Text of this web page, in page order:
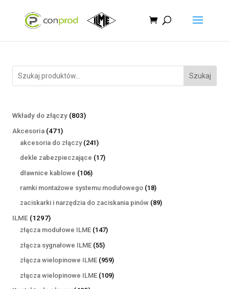
Szukaj
Wkłady do złączy 803803
Akcesoria 471471
produktów
akcesoria do złączy 241241
produktów
dekle zabezpieczające 1717
dławnice kablowe 106106
produktów
ramki montażowe systemu modułowego 1818
produktów
zaciskarki i narzędzia do zaciskania pinów 8989
ILME 12971297
produktów
złącza modułowe ILME 147147
złącza sygnałowe ILME 5555
produktów
złącza wielopinowe ILME 959959
produktów
złącza wielopinowe ILME 109109